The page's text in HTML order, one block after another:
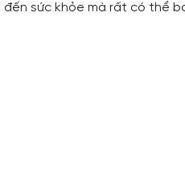
sức khỏe mà rất có thể